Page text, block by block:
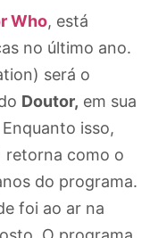
Who, está
no último ano.
será o
Doutor, em sua
isso,
retorna como o
do programa.
foi ao ar na